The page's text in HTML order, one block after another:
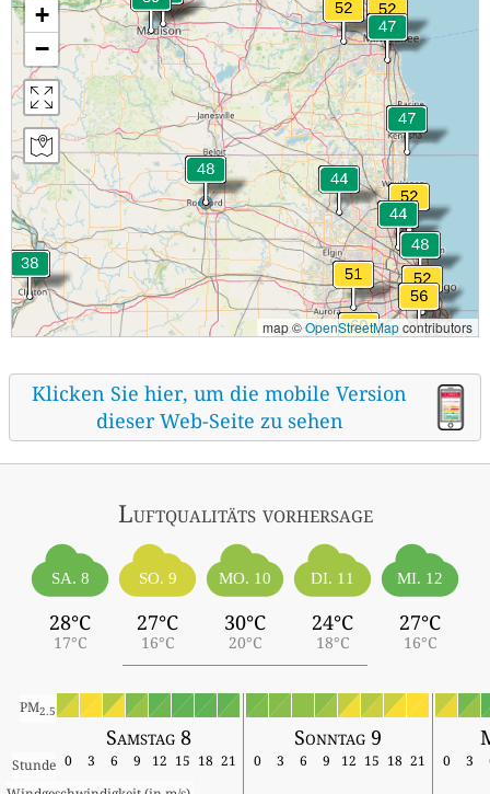
+
−
map ©OpenStreetMapcontributors
Klicken Sie hier, um die mobile Version
dieser Web-Seite zu sehen
Luftqualitäts vorhersage
SA. 8
28°C
17°C
SO. 9
27°C
16°C
MO. 10
30°C
20°C
DI. 11
24°C
18°C
MI. 12
27°C
16°C
PM2.5
Samstag 8 Sonntag 9
Stunde 0 3 6 9 12 15 18 21 0 3 6 9 12 15 18 21 0 3